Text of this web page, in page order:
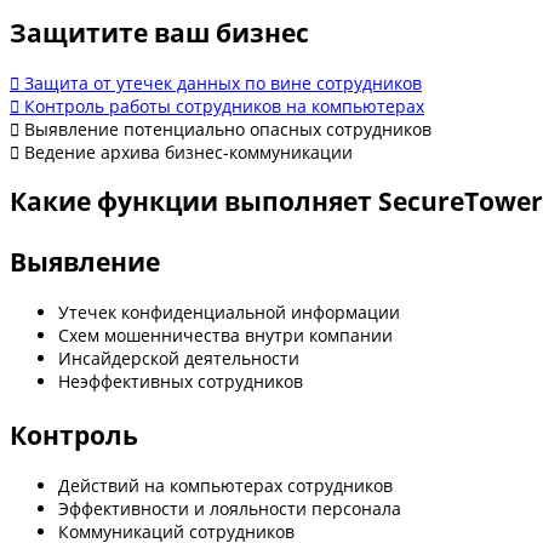
Защитите ваш бизнес
Защита от утечек данных по вине сотрудников
Контроль работы сотрудников на компьютерах
Выявление потенциально опасных сотрудников
Ведение архива бизнес-коммуникации
Какие функции выполняет
Выявление
Утечек конфиденциальной информации
Схем мошенничества внутри компании
Инсайдерской деятельности
Неэффективных сотрудников
Контроль
Действий на компьютерах сотрудников
Эффективности и лояльности персонала
Коммуникаций сотрудников